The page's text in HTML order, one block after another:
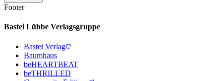
Footer
Bastei Lübbe Verlagsgruppe
Bastei Verlag
Baumhaus
beHEARTBEAT
beTHRILLED